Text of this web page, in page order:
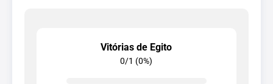
Vitórias de Egito
0/1 (0%)